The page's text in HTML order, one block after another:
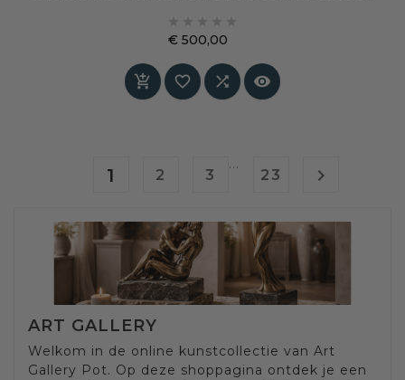
versterken.
€ 500,00
   
1 2 3
…
23 
ART GALLERY
Welkom in de online kunstcollectie van Art
Gallery Pot. Op deze shoppagina ontdek je een